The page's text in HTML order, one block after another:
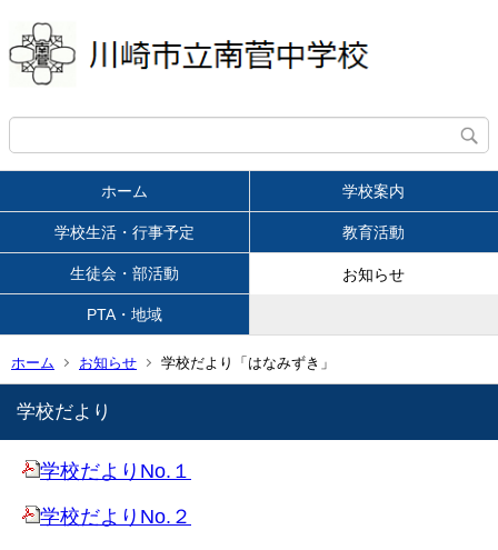
ホーム 学校案内
学校生活・行事予定 教育活動
生徒会・部活動 お知らせ
PTA・地域
ホーム お知らせ 学校だより「はなみずき」
学校だより
学校だよりNo.１
学校だよりNo.２